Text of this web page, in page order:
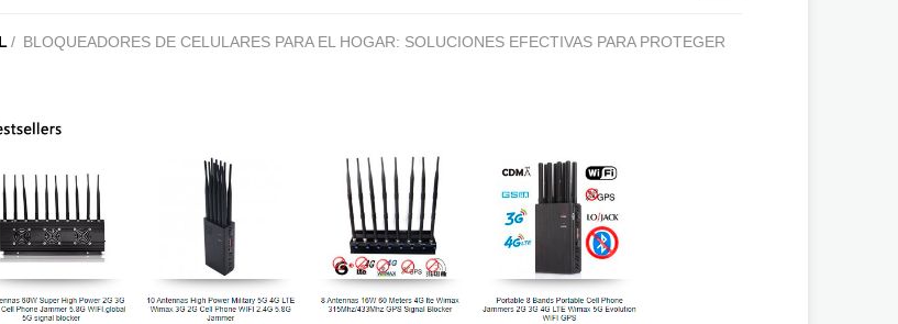
/ BLOQUEADORES DE CELULARES PARA EL HOGAR: SOLUCIONES EFECTIVAS PARA PROTEGER